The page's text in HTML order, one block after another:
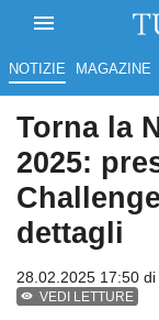
NOTIZIE MAGAZINE
Torna la
2025:
dettagli
28.02.2025 17:50 di
VEDI LETTURE